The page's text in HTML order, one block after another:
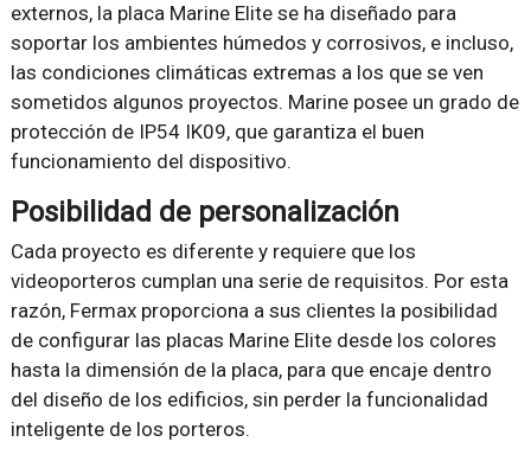
externos, la placa Marine Elite se ha diseñado para
soportar los ambientes húmedos y corrosivos, e incluso,
las condiciones climáticas extremas a los que se ven
sometidos algunos proyectos. Marine posee un grado de
protección de IP54 IK09, que garantiza el buen
funcionamiento del dispositivo.
Posibilidad de personalización
Cada proyecto es diferente y requiere que los
videoporteros cumplan una serie de requisitos. Por esta
razón, Fermax proporciona a sus clientes la posibilidad
de configurar las placas Marine Elite desde los colores
hasta la dimensión de la placa, para que encaje dentro
del diseño de los edificios, sin perder la funcionalidad
inteligente de los porteros.